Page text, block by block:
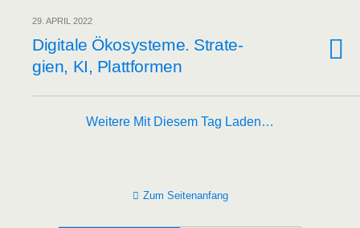
29. APRIL 2022
Digi­ta­le Öko­sys­te­me. Stra­te­
gien, KI, Plattformen
Weitere Mit Diesem Tag Laden…
Zum Seitenanfang